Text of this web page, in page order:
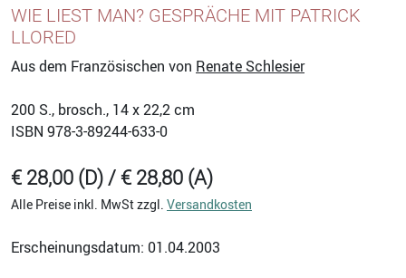
WIE LIEST MAN? GESPRÄCHE MIT PATRICK
LLORED
Aus dem Französischen von Renate Schlesier
200 S., brosch., 14 x 22,2 cm
ISBN 978-3-89244-633-0
€ 28,00 (D) / € 28,80 (A)
Alle Preise inkl. MwSt zzgl. Versandkosten
Erscheinungsdatum: 01.04.2003